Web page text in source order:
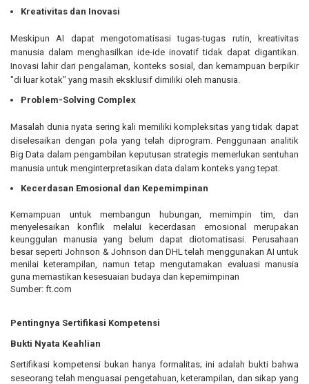
Kreativitas dan Inovasi
Meskipun AI dapat mengotomatisasi tugas-tugas rutin, kreativitas
manusia dalam menghasilkan ide-ide inovatif tidak dapat digantikan.
Inovasi lahir dari pengalaman, konteks sosial, dan kemampuan berpikir
"di luar kotak" yang masih eksklusif dimiliki oleh manusia.
Problem-Solving Complex
Masalah dunia nyata sering kali memiliki kompleksitas yang tidak dapat
diselesaikan dengan pola yang telah diprogram. Penggunaan analitik
Big Data dalam pengambilan keputusan strategis memerlukan sentuhan
manusia untuk menginterpretasikan data dalam konteks yang tepat.
Kecerdasan Emosional dan Kepemimpinan
Kemampuan untuk membangun hubungan, memimpin tim, dan
menyelesaikan konflik melalui kecerdasan emosional merupakan
keunggulan manusia yang belum dapat diotomatisasi. Perusahaan
besar seperti Johnson & Johnson dan DHL telah menggunakan AI untuk
menilai keterampilan, namun tetap mengutamakan evaluasi manusia
guna memastikan kesesuaian budaya dan kepemimpinan
Sumber: ft.com
Pentingnya Sertifikasi Kompetensi
Bukti Nyata Keahlian
Sertifikasi kompetensi bukan hanya formalitas; ini adalah bukti bahwa
seseorang telah menguasai pengetahuan, keterampilan, dan sikap yang